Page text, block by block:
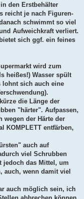
den Erstbehälter
reicht je nach Figuren-
schwimmt so viel
Aufweichkraft verliert.
sich ggf. ein feines
wird zum
heißes!) Wasser spült
lohnt sich auch eine
die Länge der
"härter". Aufpassen,
der Härte der
KOMPLETT entfärben,
auch auf
viel Schrubben
jedoch das Mittel, um
auch, wenn damit viel
auch möglich sein, ich